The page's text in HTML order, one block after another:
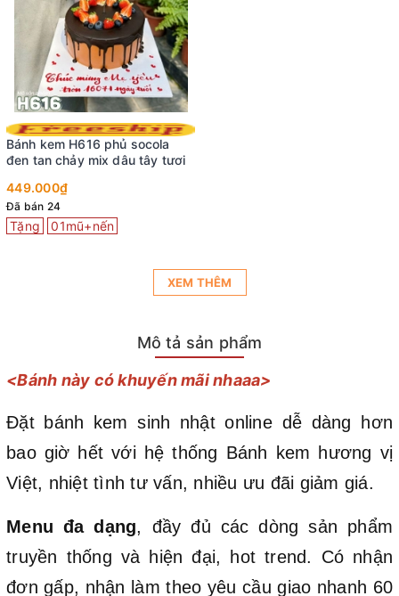
Bánh kem H616 phủ socola
đen tan chảy mix dâu tây tươi
449.000₫
Đã bán 24
Tặng 01mũ+nến
XEM THÊM
Mô tả sản phẩm
<Bánh này có khuyến mãi nhaaa>
Đặt bánh kem sinh nhật online dễ dàng hơn
bao giờ hết với hệ thống Bánh kem hương vị
Việt, nhiệt tình tư vấn, nhiều ưu đãi giảm giá.
Menu đa dạng, đầy đủ các dòng sản phẩm
truyền thống và hiện đại, hot trend. Có nhận
đơn gấp, nhận làm theo yêu cầu giao nhanh 60